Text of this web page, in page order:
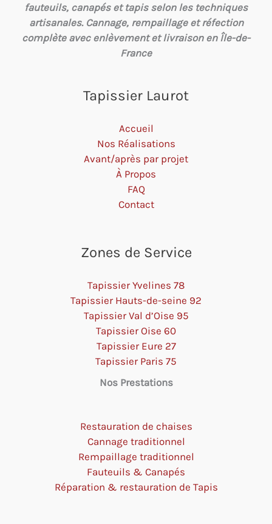
fauteuils, canapés et tapis selon les techniques
artisanales. Cannage, rempaillage et réfection
complète avec enlèvement et livraison en Île-de-
France
Tapissier Laurot
Accueil
Nos Réalisations
Avant/après par projet
À Propos
FAQ
Contact
Zones de Service
Tapissier Yvelines 78
Tapissier Hauts-de-seine 92
Tapissier Val d’Oise 95
Tapissier Oise 60
Tapissier Eure 27
Tapissier Paris 75
Nos Prestations
Restauration de chaises
Cannage traditionnel
Rempaillage traditionnel
Fauteuils & Canapés
Réparation & restauration de Tapis